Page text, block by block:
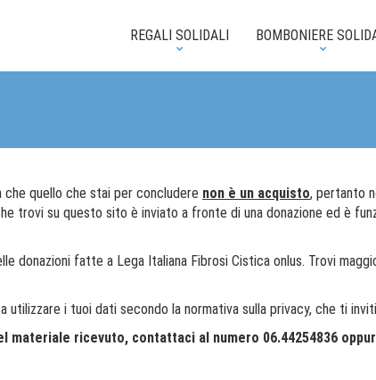
REGALI SOLIDALI BOMBONIERE
quello che stai per concludere non è un acquisto, pertanto
trovi su questo sito è inviato a fronte di una donazione ed è
donazioni fatte a Lega Italiana Fibrosi Cistica onlus. Trovi
utilizzare i tuoi dati secondo la normativa sulla privacy, che ti
materiale ricevuto, contattaci al numero 06.44254836